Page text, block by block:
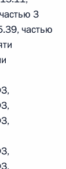
судов общей
3
частью